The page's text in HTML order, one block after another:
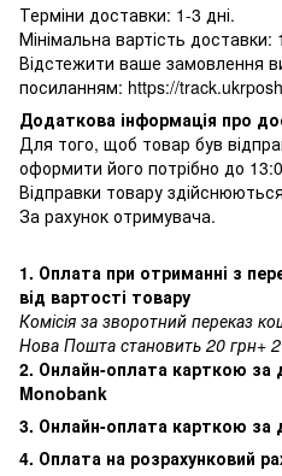
Терміни доставки: 1-3 дні.
Мінімальна вартість доставки:
Відстежити ваше замовлення
посиланням: https://
Додаткова інформація про
Для того, щоб товар був
оформити його потрібно до
Відправки товару
За рахунок отримувача.
1. Оплата при отриманні з
від вартості товару
Комісія за зворотний переказ
Нова Пошта становить 20 грн+
2. Онлайн-оплата карткою за
Monobank
3. Онлайн-оплата карткою за
4. Оплата на розрахунковий